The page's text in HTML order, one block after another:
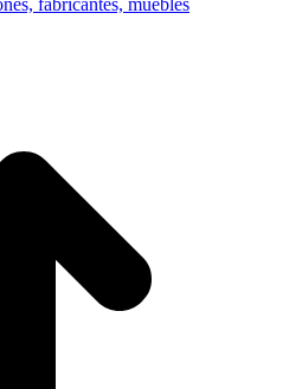
fabricantes, muebles